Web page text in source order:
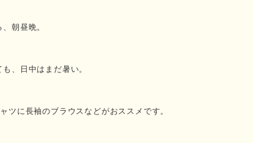
朝昼晩。
、日中はまだ暑い。
ツに長袖のブラウスなどがおススメです。